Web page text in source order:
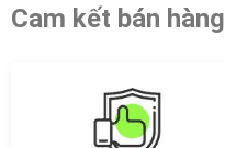
Cam kết bán hàng